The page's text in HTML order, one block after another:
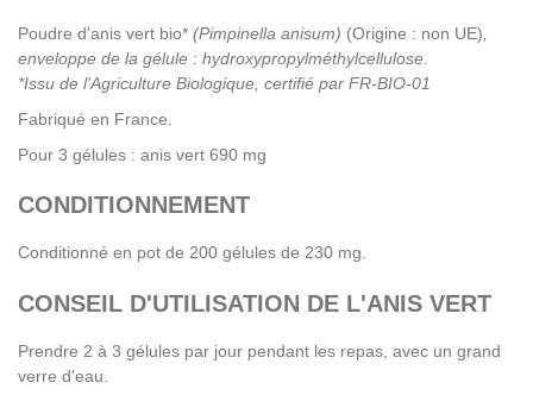
Poudre d'anis vert bio* (Pimpinella anisum) (Origine : non UE)
enveloppe de la gélule : hydroxypropylméthylcellulose.
*Issu de l'Agriculture Biologique, certifié par FR-BIO-01
Fabriqué en France.
Pour 3 gélules : anis vert 690 mg
CONDITIONNEMENT
Conditionné en pot de 200 gélules de 230 mg.
CONSEIL D'UTILISATION DE L'ANIS VERT
Prendre 2 à 3 gélules par jour pendant les repas, avec un grand
verre d'eau.